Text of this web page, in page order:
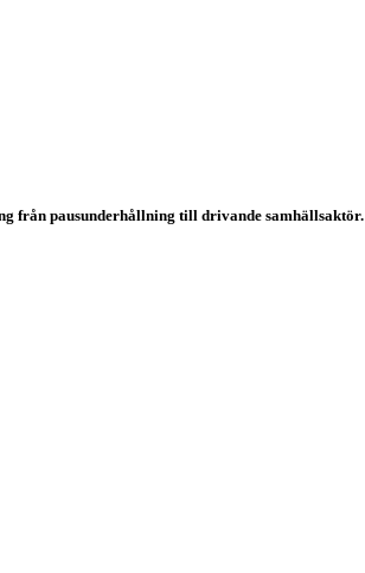
från pausunderhållning till drivande samhällsaktör.